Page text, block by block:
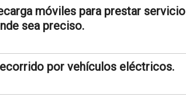
móviles para prestar servicio
sea preciso.
por vehículos eléctricos.